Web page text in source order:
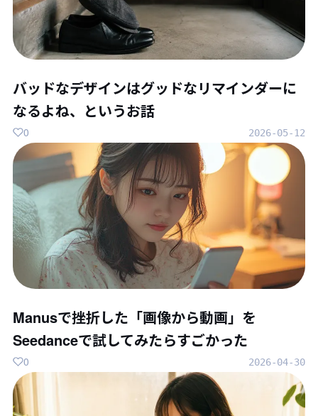
バッドなデザインはグッドなリマインダーに
なるよね、というお話
2026-05-12
0
Manusで挫折した「画像から動画」を
Seedanceで試してみたらすごかった
2026-04-30
0